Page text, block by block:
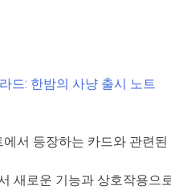
드: 한밤의 사냥 출시 노트
에서 등장하는 카드와 관련된
새로운 기능과 상호작용으